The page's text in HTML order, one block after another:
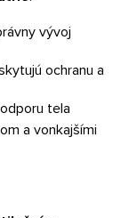
vývoj
ochranu a
tela
a vonkajšími